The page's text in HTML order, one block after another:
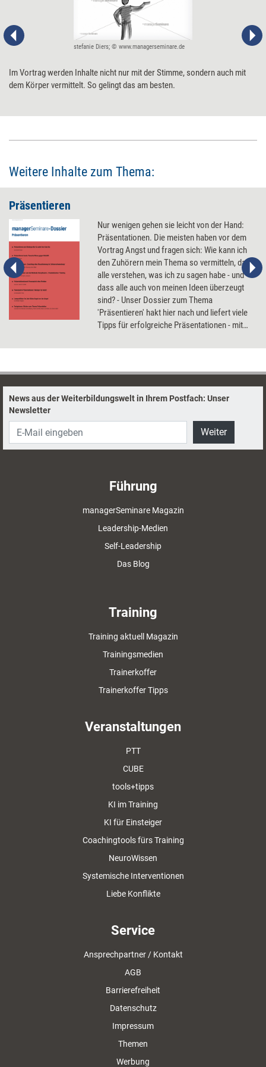
stefanie Diers; © www.managerseminare.de
Im Vortrag werden Inhalte nicht nur mit der Stimme, sondern auch mit
dem Körper vermittelt. So gelingt das am besten.
Weitere Inhalte zum Thema:
Präsentieren
Nur wenigen gehen sie leicht von der Hand:
Präsentationen. Die meisten haben vor dem
Vortrag Angst und fragen sich: Wie kann ich
den Zuhörern mein Thema so vermitteln, dass
alle verstehen, was ich zu sagen habe - und
dass alle auch von meinen Ideen überzeugt
sind? - Unser Dossier zum Thema
'Präsentieren' hakt hier nach und liefert viele
Tipps für erfolgreiche Präsentationen - mit
News aus der Weiterbildungswelt in Ihrem Postfach: Unser
Newsletter
Weiter
Führung
managerSeminare Magazin
Leadership-Medien
Self-Leadership
Das Blog
Training
Training aktuell Magazin
Trainingsmedien
Trainerkoffer
Trainerkoffer Tipps
Veranstaltungen
PTT
CUBE
tools+tipps
KI im Training
KI für Einsteiger
Coachingtools fürs Training
NeuroWissen
Systemische Interventionen
Liebe Konflikte
Service
Ansprechpartner / Kontakt
AGB
Barrierefreiheit
Datenschutz
Impressum
Themen
Werbung